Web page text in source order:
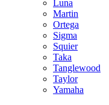
Luna
Martin
Ortega
Sigma
Squier
Taka
Tanglewood
Taylor
Yamaha